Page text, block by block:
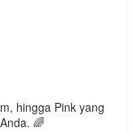
hingga Pink yang
🌈